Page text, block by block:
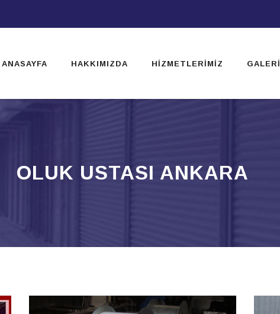
ANASAYFA HAKKIMIZDA HIZMETLERIMIZ GALERI
OLUK USTASI ANKARA